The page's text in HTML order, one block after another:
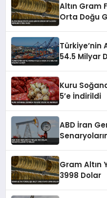
Altın Gram
Orta Doğu
Türkiye’nin
54.5 Milyar
Kuru
5’e İndirildi
ABD İran
Gram Altın
3998 Dolar